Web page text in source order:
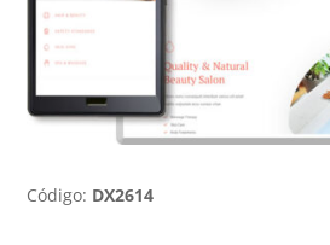
Código: DX2614